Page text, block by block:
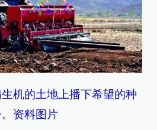
机的土地上播下希望的种
资料图片